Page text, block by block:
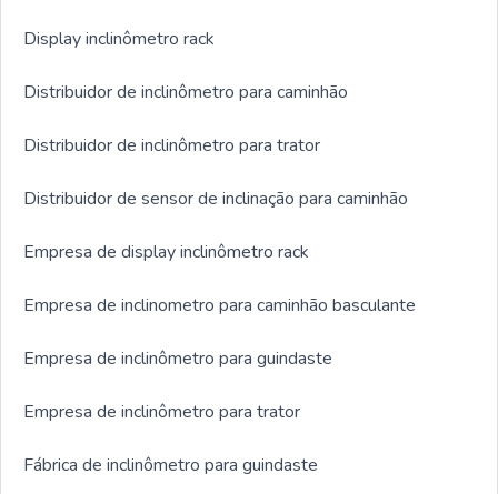
Display inclinômetro rack
Distribuidor de inclinômetro para caminhão
Distribuidor de inclinômetro para trator
Distribuidor de sensor de inclinação para caminhão
Empresa de display inclinômetro rack
Empresa de inclinometro para caminhão basculante
Empresa de inclinômetro para guindaste
Empresa de inclinômetro para trator
Fábrica de inclinômetro para guindaste